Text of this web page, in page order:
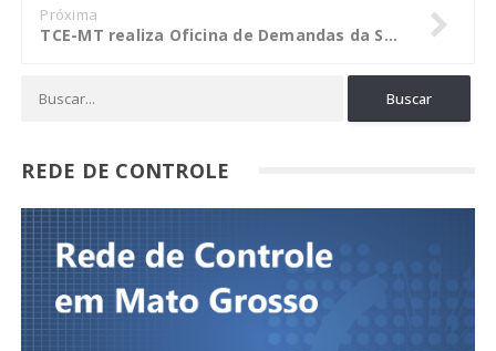
Próxima
TCE-MT realiza Oficina de Demandas da Sociedade em Quatro Marcos no dia 30
REDE DE CONTROLE